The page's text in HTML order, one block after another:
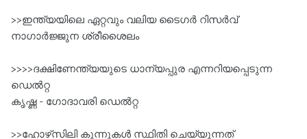
>>ഇന്ത്യയിലെ ഏറ്റവും വലിയ ടൈഗര്‍ റിസര്‍വ്‌
നാഗാര്‍ജ്ജുന ശ്രീശൈലം
>>>>ദക്ഷിണേന്ത്യയുടെ ധാന്യപ്പുര എന്നറിയപ്പെടുന്ന
ഡെല്‍റ്റ
കൃഷ്ണ - ഗോദാവരി ഡെല്‍റ്റ
>>ഹോഴ്‌സിലി കുന്നുകള്‍ സ്ഥിതി ചെയ്യുന്നത്‌